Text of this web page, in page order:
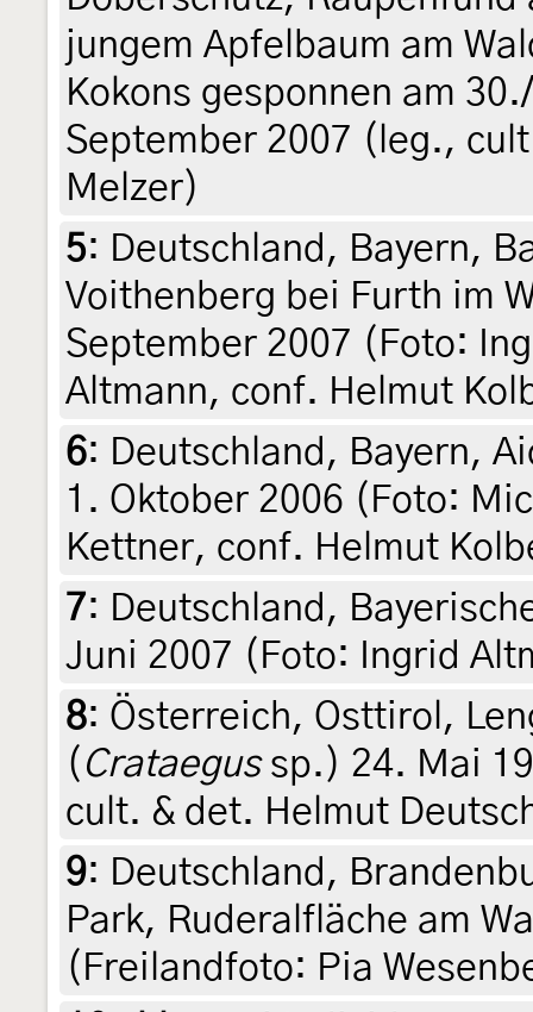
jungem Apfelbaum am
Kokons gesponnen am
September 2007 (leg.,
Melzer)
5: Deutschland, Bayern,
Voithenberg bei Furth im
September 2007 (Foto:
Altmann, conf. Helmut
6: Deutschland, Bayern,
1. Oktober 2006 (Foto:
Kettner, conf. Helmut
7: Deutschland,
Juni 2007 (Foto: Ingrid
8: Österreich, Osttirol,
( Crataegussp.) 24. Mai
cult. & det. Helmut
9: Deutschland,
Park, Ruderalfläche am
(Freilandfoto: Pia